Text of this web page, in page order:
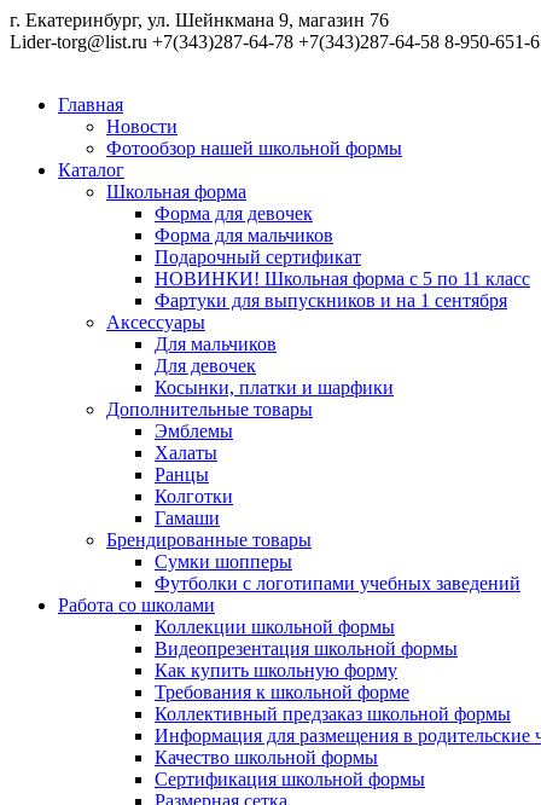
г. Екатеринбург, ул. Шейнкмана 9, магазин 76
Lider-torg@list.ru +7(343)287-64-78 +7(343)287-64-58 8-950-651-
Главная
Новости
Фотообзор нашей школьной формы
Каталог
Школьная форма
Форма для девочек
Форма для мальчиков
Подарочный сертификат
НОВИНКИ! Школьная форма с 5 по 11 класс
Фартуки для выпускников и на 1 сентября
Аксессуары
Для мальчиков
Для девочек
Косынки, платки и шарфики
Дополнительные товары
Эмблемы
Халаты
Ранцы
Колготки
Гамаши
Брендированные товары
Сумки шопперы
Футболки с логотипами учебных заведений
Работа со школами
Коллекции школьной формы
Видеопрезентация школьной формы
Как купить школьную форму
Требования к школьной форме
Коллективный предзаказ школьной формы
Информация для размещения в родительские
Качество школьной формы
Сертификация школьной формы
Размерная сетка